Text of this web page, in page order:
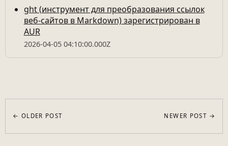
ght (инструмент для преобразования ссылок
веб-сайтов в Markdown) зарегистрирован в
AUR
2026-04-05 04:10:00.000Z
← OLDER POST NEWER POST →